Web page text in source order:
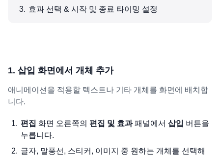
효과 선택 & 시작 및 종료 타이밍 설정
1. 삽입 화면에서 개체 추가
애니메이션을 적용할 텍스트나 기타 개체를 화면에 배치합
니다.
편집 화면 오른쪽의 편집 및 효과패널에서 삽입 버튼을
누릅니다.
글자, 말풍선, 스티커, 이미지 중 원하는 개체를 선택해